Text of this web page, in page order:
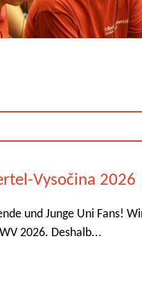
Vysočina 2026
und Junge Uni Fans!
2026. Deshalb...